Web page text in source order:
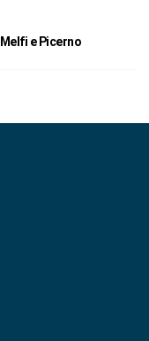
e Picerno